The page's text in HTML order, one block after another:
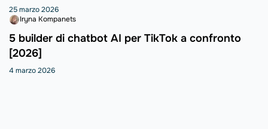
25 marzo 2026
Iryna Kompanets
5 builder di chatbot AI per TikTok a confronto
[2026]
4 marzo 2026